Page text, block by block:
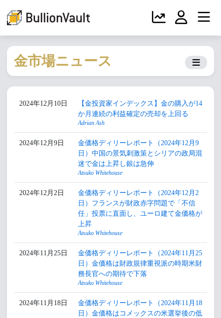
金市場ニュース
2024年12月10日
【金投資家インデックス】金の購入が14
か月連続の利益確定の売却を上回る
Adrian Ash
2024年12月9日
金価格ディリーレポート（2024年12月9
日）中国の景気刺激策とシリアの政局混
迷で金は上昇し銀は急伸
Atsuko Whitehouse
2024年12月2日
金価格ディリーレポート（2024年12月2
日）フランスが財政赤字問題で「不信
任」投票に直面し、ユーロ建て金価格が
上昇
Atsuko Whitehouse
2024年11月25日
金価格ディリーレポート（2024年11月25
日）金価格は財政規律重視派の時期米財
務長官への期待で下落
Atsuko Whitehouse
2024年11月18日
金価格ディリーレポート（2024年11月18
日）金価格はコメックスの米選挙後の低